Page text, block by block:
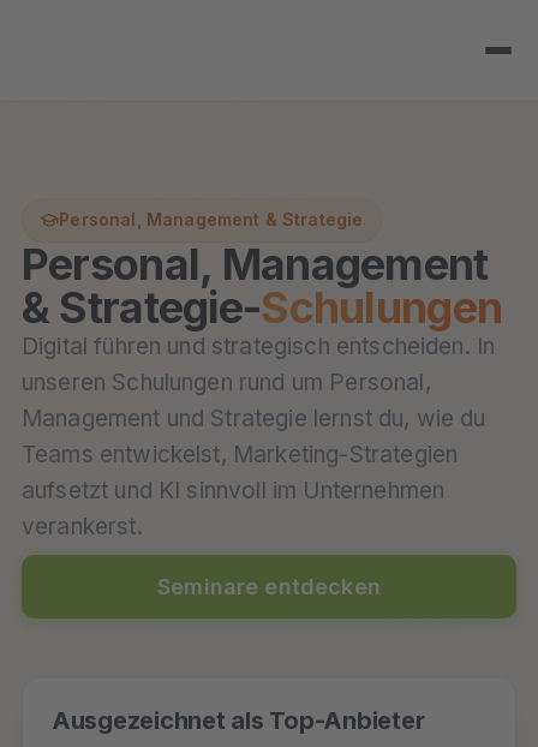
Personal, Management & Strategie
Personal, Management
& Strategie-Schulungen
Digital führen und strategisch entscheiden. In
unseren Schulungen rund um Personal,
Management und Strategie lernst du, wie du
Teams entwickelst, Marketing-Strategien
aufsetzt und KI sinnvoll im Unternehmen
verankerst.
Seminare entdecken
Ausgezeichnet als Top-Anbieter